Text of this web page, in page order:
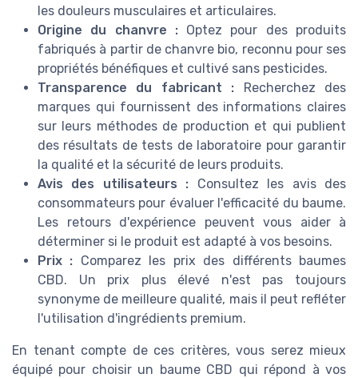
les douleurs musculaires et articulaires.
Origine du chanvre :Optez pour des produits
fabriqués à partir de chanvre bio, reconnu pour ses
propriétés bénéfiques et cultivé sans pesticides.
Transparence du fabricant : Recherchez des
marques qui fournissent des informations claires
sur leurs méthodes de production et qui publient
des résultats de tests de laboratoire pour garantir
la qualité et la sécurité de leurs produits.
Avis des utilisateurs : Consultez les avis des
consommateurs pour évaluer l'efficacité du baume.
Les retours d'expérience peuvent vous aider à
déterminer si le produit est adapté à vos besoins.
Prix : Comparez les prix des différents baumes
CBD. Un prix plus élevé n'est pas toujours
synonyme de meilleure qualité, mais il peut refléter
l'utilisation d'ingrédients premium.
En tenant compte de ces critères, vous serez mieux
équipé pour choisir un baume CBD qui répond à vos